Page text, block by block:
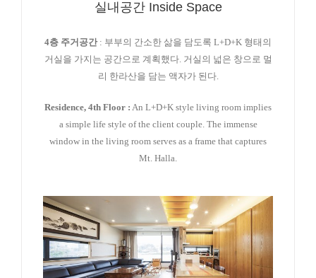
실내공간 Inside Space
4층 주거공간: 부부의 간소한 삶을 담도록 L+D+K 형태의
거실을 가지는 공간으로 계획했다. 거실의 넓은 창으로 멀
리 한라산을 담는 액자가 된다.
Residence, 4th Floor : An L+D+K style living room implies
a simple life style of the client couple. The immense
window in the living room serves as a frame that captures
Mt. Halla.